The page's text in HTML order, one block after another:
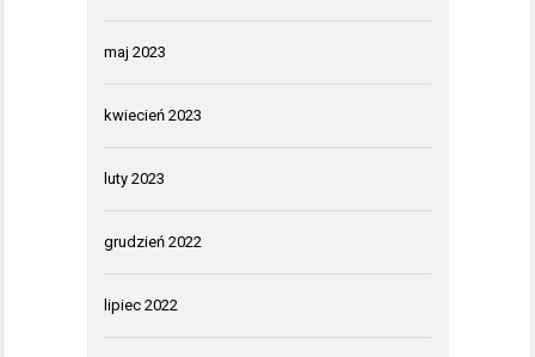
maj 2023
kwiecień 2023
luty 2023
grudzień 2022
lipiec 2022